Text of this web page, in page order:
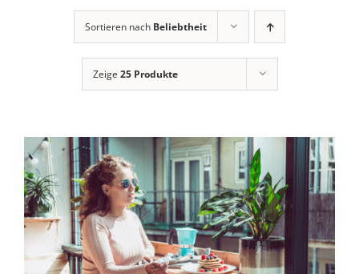
Sortieren nach Beliebtheit
Zeige 25 Produkte